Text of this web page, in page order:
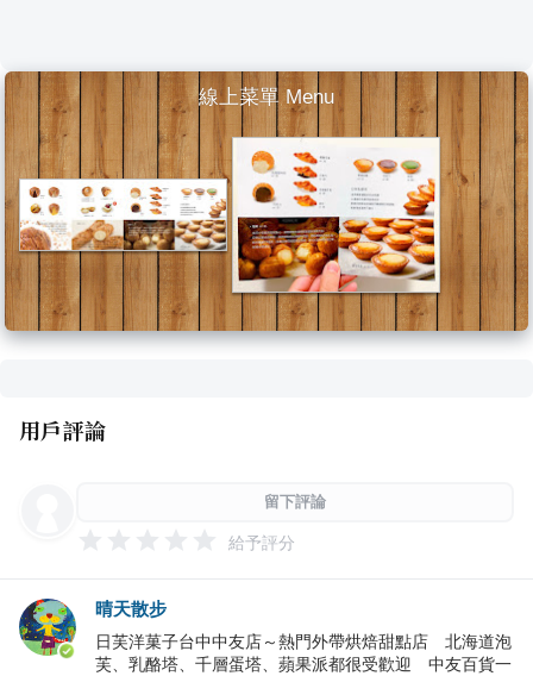
線上菜單 Menu
用戶評論
留下評論
給予評分
晴天散步
日芙洋菓子台中中友店～熱門外帶烘焙甜點店 北海道泡
芙、乳酪塔、千層蛋塔、蘋果派都很受歡迎 中友百貨一